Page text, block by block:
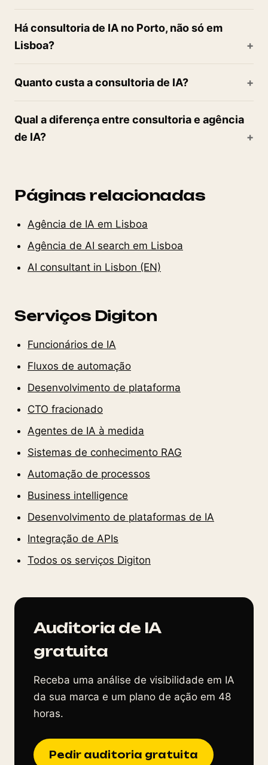
Há consultoria de IA no Porto, não só em
Lisboa?
Quanto custa a consultoria de IA?
Qual a diferença entre consultoria e agência
de IA?
Páginas relacionadas
Agência de IA em Lisboa
Agência de AI search em Lisboa
AI consultant in Lisbon (EN)
Serviços Digiton
Funcionários de IA
Fluxos de automação
Desenvolvimento de plataforma
CTO fracionado
Agentes de IA à medida
Sistemas de conhecimento RAG
Automação de processos
Business intelligence
Desenvolvimento de plataformas de IA
Integração de APIs
Todos os serviços Digiton
Auditoria de IA
gratuita
Receba uma análise de visibilidade em IA
da sua marca e um plano de ação em 48
horas.
Pedir auditoria gratuita